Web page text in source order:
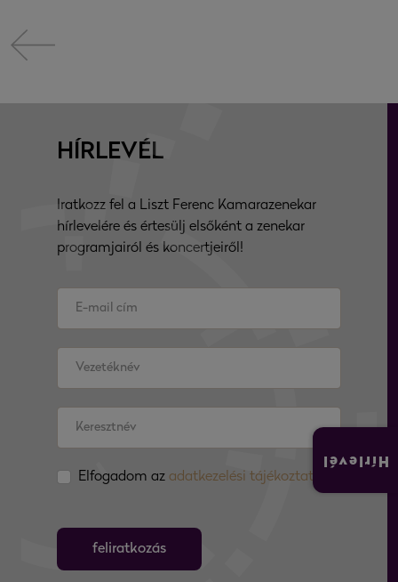
HÍRLEVÉL
Iratkozz fel a Liszt Ferenc Kamarazenekar
hírlevelére és értesülj elsőként a zenekar
programjairól és koncertjeiről!
Elfogadom az adatkezelési tájékoztatót
feliratkozás
Hírlevél